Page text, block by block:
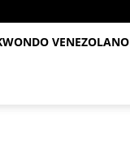
VENEZOLANO